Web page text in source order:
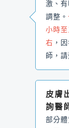
激、
調整。
小時
右 ，
師，
皮膚
詢醫
部分